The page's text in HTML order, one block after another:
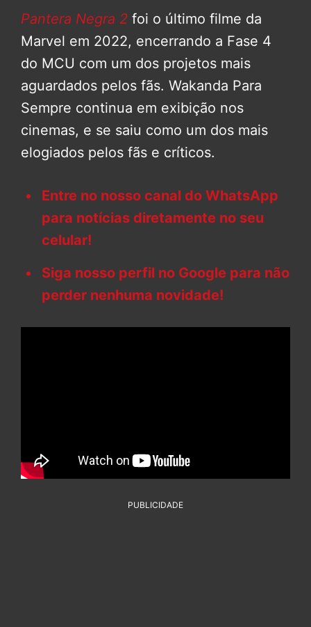
Pantera Negra 2 foi o último filme da
Marvel em 2022, encerrando a Fase 4
do MCU com um dos projetos mais
aguardados pelos fãs. Wakanda Para
Sempre continua em exibição nos
cinemas, e se saiu como um dos mais
elogiados pelos fãs e críticos.
Entre no nosso canal do WhatsApp
para notícias diretamente no seu
celular!
Siga nosso perfil no Google para não
perder nenhuma novidade!
PUBLICIDADE